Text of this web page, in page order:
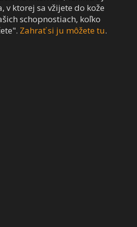
v ktorej sa vžijete do kože
schopnostiach, koľko
Zahrať si ju môžete tu.